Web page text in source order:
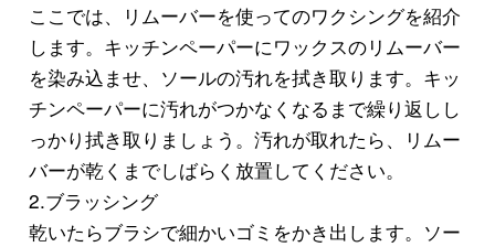
ここでは、リムーバーを使ってのワクシングを紹介
します。キッチンペーパーにワックスのリムーバー
を染み込ませ、ソールの汚れを拭き取ります。キッ
チンペーパーに汚れがつかなくなるまで繰り返しし
っかり拭き取りましょう。汚れが取れたら、リムー
バーが乾くまでしばらく放置してください。
2.ブラッシング
乾いたらブラシで細かいゴミをかき出します。ソー